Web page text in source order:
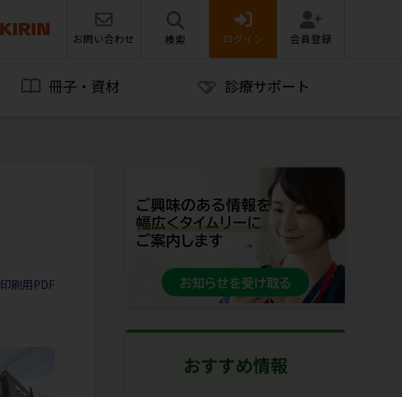
お問い合わせ 検索 ログイン 会員登録
冊子・資材 診療サポート
印刷用PDF
おすすめ情報